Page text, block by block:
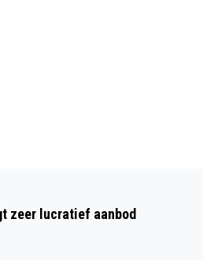
zeer lucratief aanbod